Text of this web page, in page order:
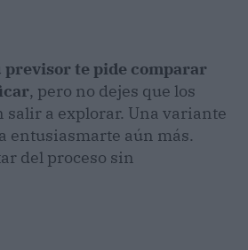
te pide comparar
, pero no dejes que los
salir a explorar. Una variante
entusiasmarte aún más.
del proceso sin